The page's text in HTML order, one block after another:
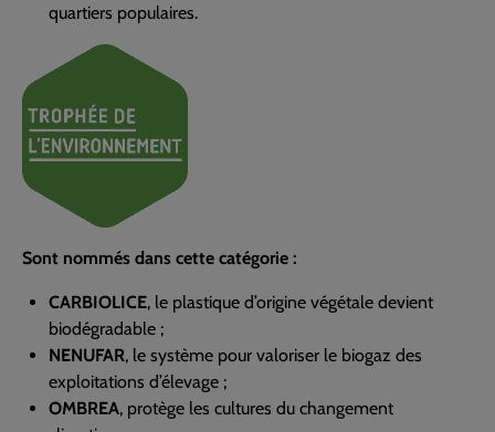
quartiers populaires.
Sont nommés dans cette catégorie :
CARBIOLICE, le plastique d’origine végétale devient
biodégradable ;
NENUFAR, le système pour valoriser le biogaz des
exploitations d’élevage ;
OMBREA, protège les cultures du changement